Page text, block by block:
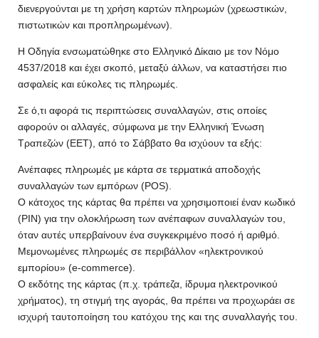
διενεργούνται με τη χρήση καρτών πληρωμών (χρεωστικών,
πιστωτικών και προπληρωμένων).
Η Οδηγία ενσωματώθηκε στο Ελληνικό Δίκαιο με τον Νόμο
4537/2018 και έχει σκοπό, μεταξύ άλλων, να καταστήσει πιο
ασφαλείς και εύκολες τις πληρωμές.
Σε ό,τι αφορά τις περιπτώσεις συναλλαγών, στις οποίες
αφορούν οι αλλαγές, σύμφωνα με την Ελληνική Ένωση
Τραπεζών (ΕΕΤ), από το Σάββατο θα ισχύουν τα εξής:
Ανέπαφες πληρωμές με κάρτα σε τερματικά αποδοχής
συναλλαγών των εμπόρων (POS).
Ο κάτοχος της κάρτας θα πρέπει να χρησιμοποιεί έναν κωδικό
(ΡΙΝ) για την ολοκλήρωση των ανέπαφων συναλλαγών του,
όταν αυτές υπερβαίνουν ένα συγκεκριμένο ποσό ή αριθμό.
Μεμονωμένες πληρωμές σε περιβάλλον «ηλεκτρονικού
εμπορίου» (e-commerce).
Ο εκδότης της κάρτας (π.χ. τράπεζα, ίδρυμα ηλεκτρονικού
χρήματος), τη στιγμή της αγοράς, θα πρέπει να προχωράει σε
ισχυρή ταυτοποίηση του κατόχου της και της συναλλαγής του.